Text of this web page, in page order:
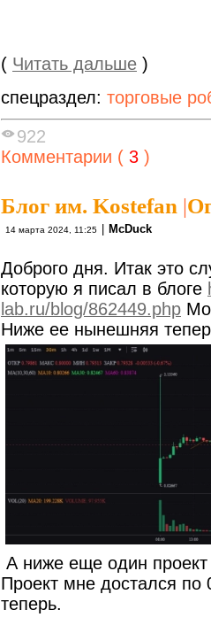
( Читать дальше )
спецраздел: торговые
922
Комментарии ( 3 )
Блог им. Kostefan |
14 марта 2024, 11:25 McDuck
Доброго дня. Итак это
которую я писал в блоге
lab.ru/blog/862449.php
Ниже ее нынешняя
А ниже еще один
Проект мне достался по
теперь.